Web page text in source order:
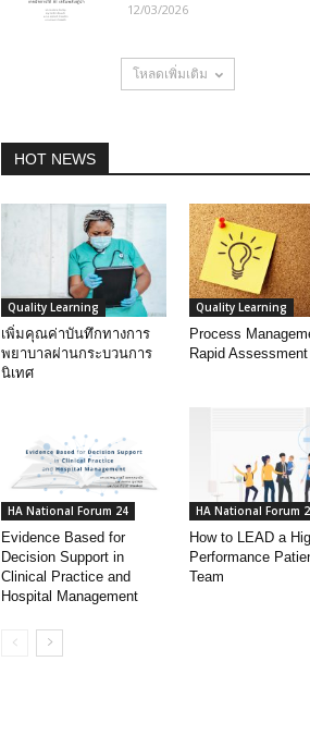
12/03/2026
โหลดเพิ่มเติม
HOT NEWS
Quality Learning
เพิ่มคุณค่าบันทึกทางการ
พยาบาลผ่านกระบวนการ
นิเทศ
Quality Learning
Process
Rapid Assessment
HA National Forum 24
Evidence Based for
Decision Support in
Clinical Practice and
Hospital Management
HA National Forum
How to LEAD a
Performance
Team